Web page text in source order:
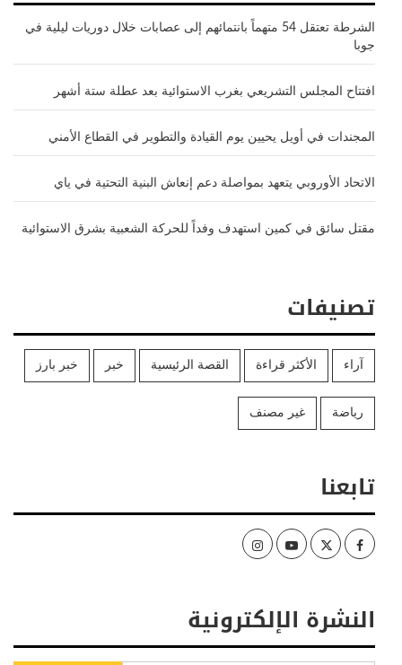
الشرطة تعتقل 54 متهماً بانتمائهم إلى عصابات خلال دوريات ليلية في
جوبا
افتتاح المجلس التشريعي بغرب الاستوائية بعد عطلة ستة أشهر
المجندات في أويل يحيين يوم القيادة والتطوير في القطاع الأمني
الاتحاد الأوروبي يتعهد بمواصلة دعم إنعاش البنية التحتية في ياي
مقتل سائق في كمين استهدف وفداً للحركة الشعبية بشرق الاستوائية
تصنيفات
آراء الأكثر قراءة القصة الرئيسية خبر خبر بارز
رياضة غير مصنف
تابعنا
Facebook
Twitter
Youtube
Instagram
النشرة الإلكترونية